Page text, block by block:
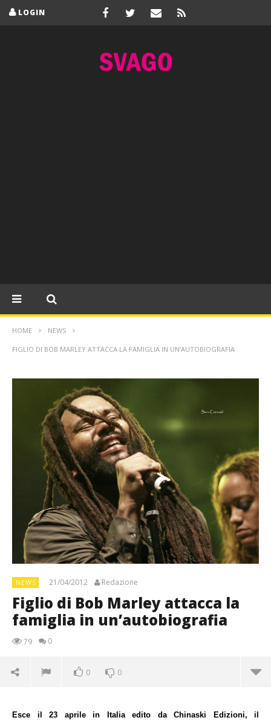
LOGIN
HOME NEWS
FIGLIO DI BOB MARLEY ATTACCA LA FAMIGLIA IN UN’AUTOBIOGRAFIA
NEWS 21/04/2012 Redazione
Figlio di Bob Marley attacca la
famiglia in un’autobiografia
79 0
0 0
Esce il 23 aprile in Italia edito da Chinaski Edizioni, il